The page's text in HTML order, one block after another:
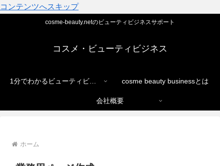
コンテンツへスキップ
cosme-beauty.netのビューティビジネスサポート
コスメ・ビューティビジネス
1分でわかるビューティビジネス cosme beauty businessとは
会社概要
ホーム